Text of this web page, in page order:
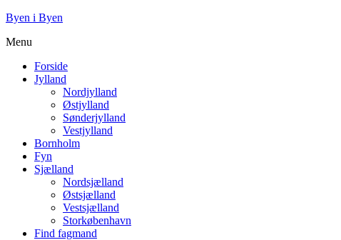
Byen i Byen
Menu
Forside
Jylland
Nordjylland
Østjylland
Sønderjylland
Vestjylland
Bornholm
Fyn
Sjælland
Nordsjælland
Østsjælland
Vestsjælland
Storkøbenhavn
Find fagmand